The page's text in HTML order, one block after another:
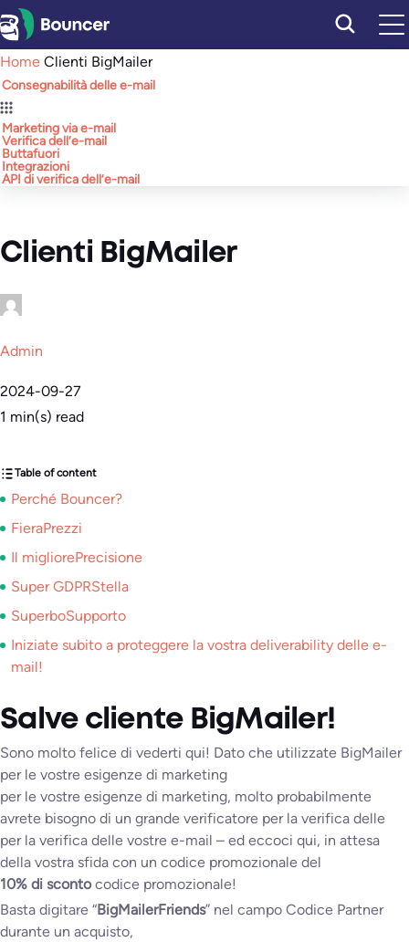
Vai
al
contenuto
Home Clienti BigMailer
Consegnabilità delle e-mail
Marketing via e-mail
Verifica dell’e-mail
Buttafuori
Integrazioni
API di verifica dell’e-mail
Clienti BigMailer
Admin
2024-09-27
1 min(s) read
Table of content
Perché Bouncer?
FieraPrezzi
Il migliorePrecisione
Super GDPRStella
SuperboSupporto
Iniziate subito a proteggere la vostra deliverability delle e-
mail!
Salve cliente BigMailer!
Sono molto felice di vederti qui! Dato che utilizzate BigMailer
per le vostre esigenze di marketing
per le vostre esigenze di marketing, molto probabilmente
avrete bisogno di un grande verificatore per la verifica delle
per la verifica delle vostre e-mail – ed eccoci qui, in attesa
della vostra sfida con un codice promozionale del
10% di scontocodice promozionale!
Basta digitare “BigMailerFriends” nel campo Codice Partner
durante un acquisto,